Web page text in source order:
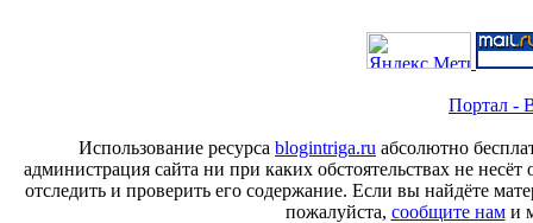
Портал -
Использование ресурса blogintriga.ru абсолютно
администрация сайта ни при каких обстоятельствах не
отследить и проверить его содержание. Если вы найдёте
пожалуйста, сообщите нами